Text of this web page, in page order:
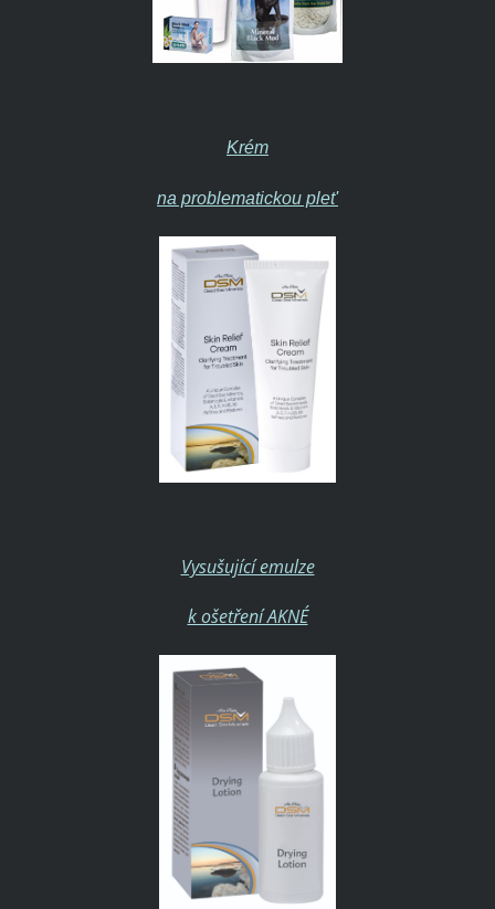
Krém
na problematickou plet'
Vysušující emulze
k ošetření AKNÉ